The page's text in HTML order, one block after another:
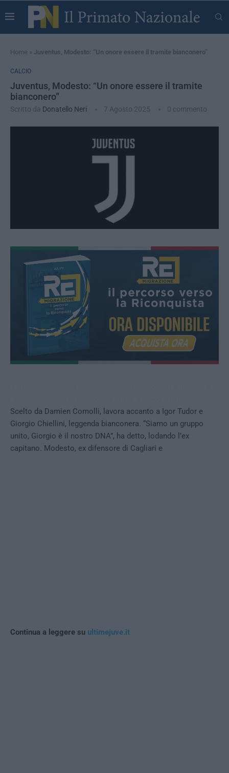
Home » Juventus, Modesto: “Un onore essere il tramite bianconero”
CALCIO
Juventus, Modesto: “Un onore essere il tramite
bianconero”
Scritto da Donatello Neri 7 Agosto 2025 0 commento
Scelto da Damien Comolli, lavora accanto a Igor Tudor e
Giorgio Chiellini, leggenda bianconera. “Siamo un gruppo
unito, Giorgio è il nostro DNA”, ha detto, lodando l’ex
capitano. Modesto, ex difensore di Cagliari e
Continua a leggere su ultimejuve.it